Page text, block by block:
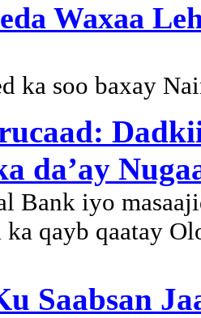
Waxaa
ka soo baxay
da’ay
Bank iyo
ka qayb qaatay
Saabsan